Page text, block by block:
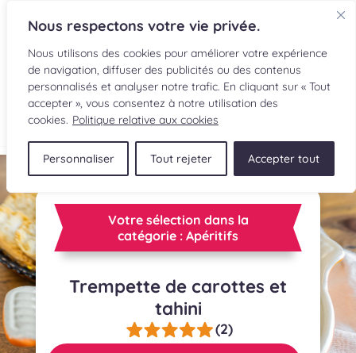
Nous respectons votre vie privée.
Nous utilisons des cookies pour améliorer votre expérience
de navigation, diffuser des publicités ou des contenus
personnalisés et analyser notre trafic. En cliquant sur « Tout
accepter », vous consentez à notre utilisation des
cookies. Politique relative aux cookies
Personnaliser Tout rejeter Accepter tout
EN
RECETTES
INGRÉDIENTS
LECTURES CULINAIRES
SOUMETTRE UNE RECETTE
BOUTIQUE
Votre sélection dans la
catégorie : Apéritifs
Trempette de carottes et
tahini
(2)